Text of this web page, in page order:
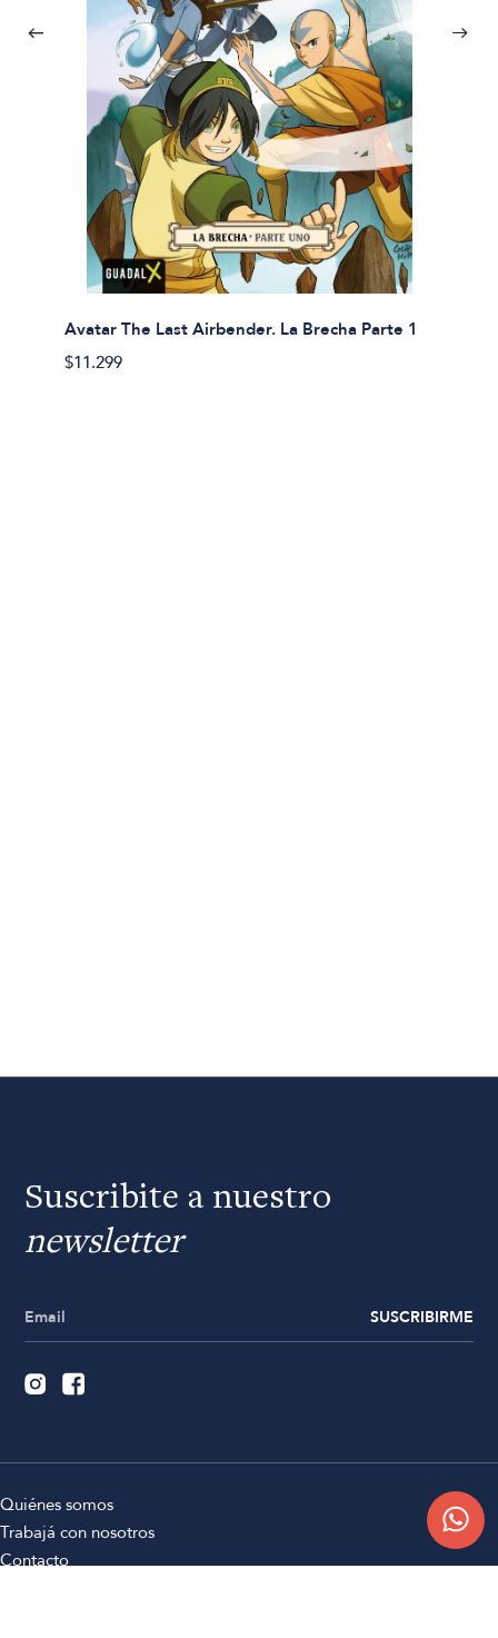
Avatar The Last Airbender. La Brecha Parte 1
$11.299
Suscribite a nuestro
newsletter
SUSCRIBIRME
Quiénes somos
Trabajá con nosotros
Contacto